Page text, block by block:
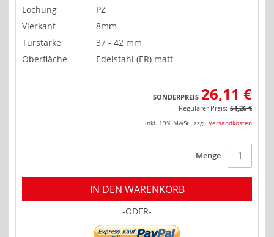
Lochung
PZ
Vierkant
8mm
Türstärke
37 - 42 mm
Oberfläche
Edelstahl (ER) matt
SONDERPREIS 26,11 €
Regulärer Preis: 54,26 €
inkl. 19% MwSt., zzgl. Versandkosten
Menge
IN DEN WARENKORB
-ODER-